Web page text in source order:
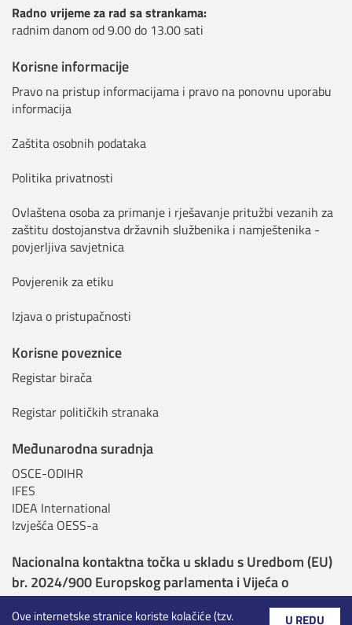
Ove internetske stranice koriste kolačiće (tzv.
U REDU
Radno vrijeme za rad sa strankama:
radnim danom od 9.00 do 13.00 sati
Korisne informacije
Pravo na pristup informacijama i pravo na ponovnu uporabu
informacija
Zaštita osobnih podataka
Politika privatnosti
Ovlaštena osoba za primanje i rješavanje pritužbi vezanih za
zaštitu dostojanstva državnih službenika i namještenika -
povjerljiva savjetnica
Povjerenik za etiku
Izjava o pristupačnosti
Korisne poveznice
Registar birača
Registar političkih stranaka
Međunarodna suradnja
OSCE-ODIHR
IFES
IDEA International
Izvješća OESS-a
Nacionalna kontaktna točka u skladu s Uredbom (EU)
br. 2024/900 Europskog parlamenta i Vijeća o
transparentnosti i ciljanju u političkom oglašavanju